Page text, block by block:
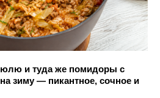
и туда же помидоры с
зиму — пикантное, сочное и